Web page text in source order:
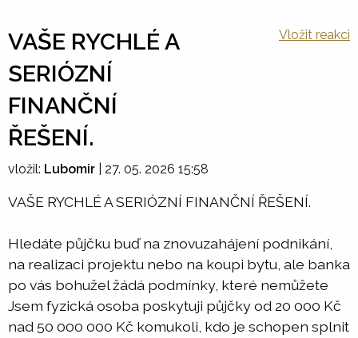
VAŠE RYCHLÉ A
SERIÓZNÍ
FINANČNÍ
ŘEŠENÍ.
Vložit reakci
vložil: Lubomir 27. 05. 2026 15:58
VAŠE RYCHLÉ A SERIÓZNÍ FINANČNÍ ŘEŠENÍ.
Hledáte půjčku buď na znovuzahájení podnikání,
na realizaci projektu nebo na koupi bytu, ale banka
po vás bohužel žádá podmínky, které nemůžete
Jsem fyzická osoba poskytuji půjčky od 20 000 Kč
nad 50 000 000 Kč komukoli, kdo je schopen splnit